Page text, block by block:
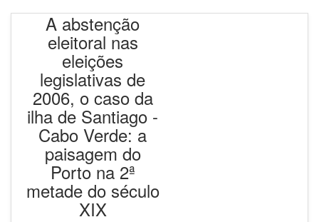
A abstenção
eleitoral nas
eleições
legislativas de
2006, o caso da
ilha de Santiago -
Cabo Verde: a
paisagem do
Porto na 2ª
metade do século
XIX